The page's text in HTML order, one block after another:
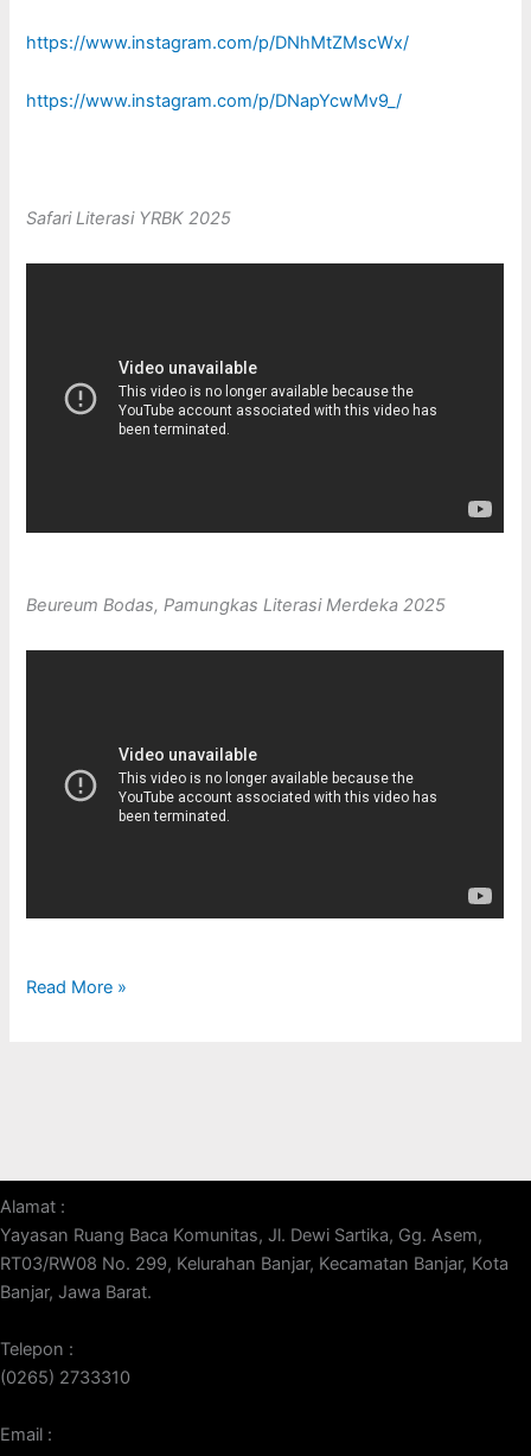
https://www.instagram.com/p/DNhMtZMscWx/
https://www.instagram.com/p/DNapYcwMv9_/
Safari Literasi YRBK 2025
Beureum Bodas, Pamungkas Literasi Merdeka 2025
Read More »
Alamat :
Yayasan Ruang Baca Komunitas, Jl. Dewi Sartika, Gg. Asem,
RT03/RW08 No. 299, Kelurahan Banjar, Kecamatan Banjar, Kota
Banjar, Jawa Barat.
Telepon :
(0265) 2733310
Email :